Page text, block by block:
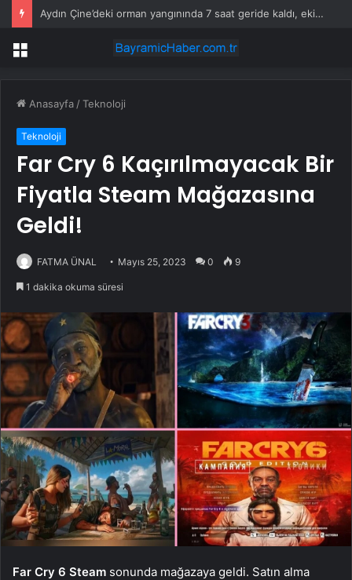
Kaymakam Eskimez’den Trafik Denetimine Ziyaret
Menü
Anasayfa /Teknoloji
Teknoloji
Far Cry 6 Kaçırılmayacak Bir
Fiyatla Steam Mağazasına
Geldi!
FATMA ÜNAL Mayıs 25, 2023 0 9
1 dakika okuma süresi
Far Cry 6 Steam sonunda mağazaya geldi. Satın alma